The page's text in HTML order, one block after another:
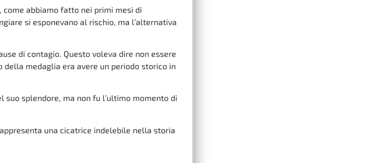
come abbiamo fatto nei primi mesi di
si esponevano al rischio, ma l’alternativa
di contagio. Questo voleva dire non essere
medaglia era avere un periodo storico in
suo splendore, ma non fu l’ultimo momento di
una cicatrice indelebile nella storia